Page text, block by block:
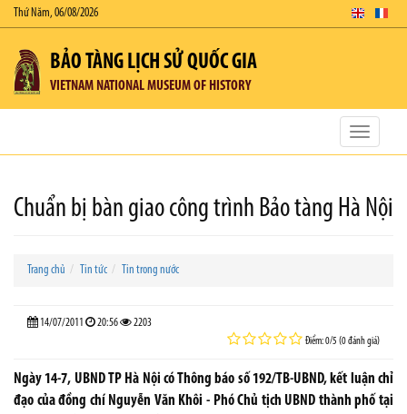
Thứ Năm, 06/08/2026
BẢO TÀNG LỊCH SỬ QUỐC GIA
VIETNAM NATIONAL MUSEUM OF HISTORY
Toggle
Chuẩn bị bàn giao công trình Bảo tàng Hà Nội
Trang chủ Tin tức Tin trong nước
14/07/2011 20:56 2203
Điểm: 0/5 (0 đánh giá)
Ngày 14-7, UBND TP Hà Nội có Thông báo số 192/TB-UBND, kết luận chỉ
đạo của đồng chí Nguyễn Văn Khôi - Phó Chủ tịch UBND thành phố tại